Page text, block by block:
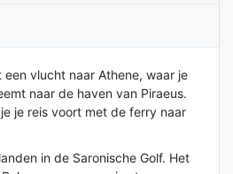
vlucht naar Athene, waar je
naar de haven van Piraeus.
je reis voort met de ferry naar
in de Saronische Golf. Het